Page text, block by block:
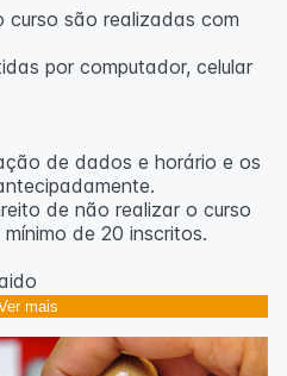
curso são realizadas com
por computador, celular
de dados e horário e os
de não realizar o curso
de 20 inscritos.
mais